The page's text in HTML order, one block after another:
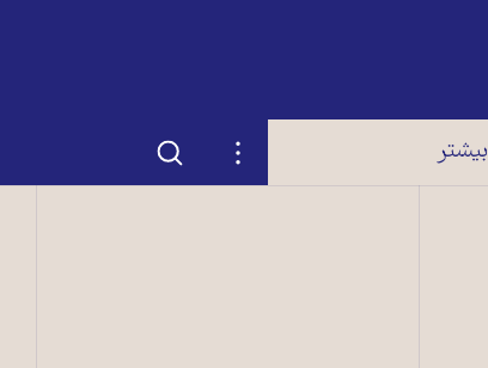
بیشتر تنظیمات جستجو